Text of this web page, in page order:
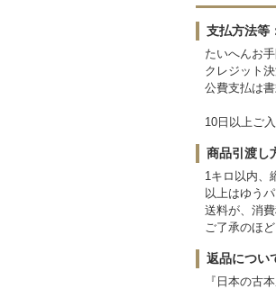
支払方法等
たいへんお
クレジット
公費支払は
10日以上ご
商品引渡し
1キロ以内、
以上はゆう
送料が、消
ご了承のほ
返品につい
『日本の古